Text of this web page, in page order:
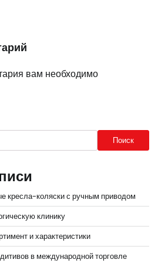
вам необходимо
Поиск
кресла-коляски с ручным приводом
клинику
и характеристики
в международной торговле